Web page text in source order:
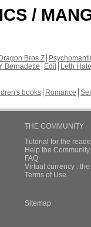
/
Bros Z
Bernadette Edil
Leth Hate
books Romance
THE COMMUNITY
Tutorial for the
Help the
FAQ
Virtual currency :
Terms of Use
Sitemap